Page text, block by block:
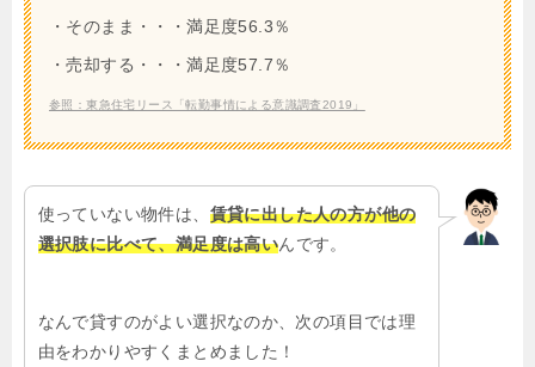
・そのまま・・・満足度56.3％
・売却する・・・満足度57.7％
参照：東急住宅リース「転勤事情による意識調査2019」
使っていない物件は、 賃貸に出した人の方が他の
選択肢に比べて、満足度は高いんです。
なんで貸すのがよい選択なのか、次の項目では理
由をわかりやすくまとめました！